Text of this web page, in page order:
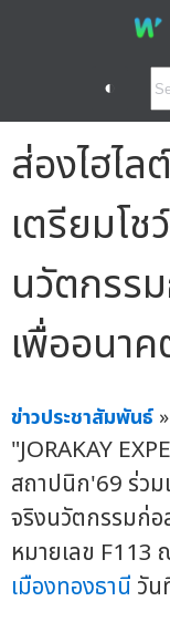
◐
ส่องไฮไล
เตรียมโ
นวัตกรร
เพื่ออนา
ข่าวประชาสัมพันธ์ »
"JORAKAY
สถาปนิก'69 ร่ว
จริงนวัตกรรมก่อ
หมายเลข F113
เมืองทองธานี วัน